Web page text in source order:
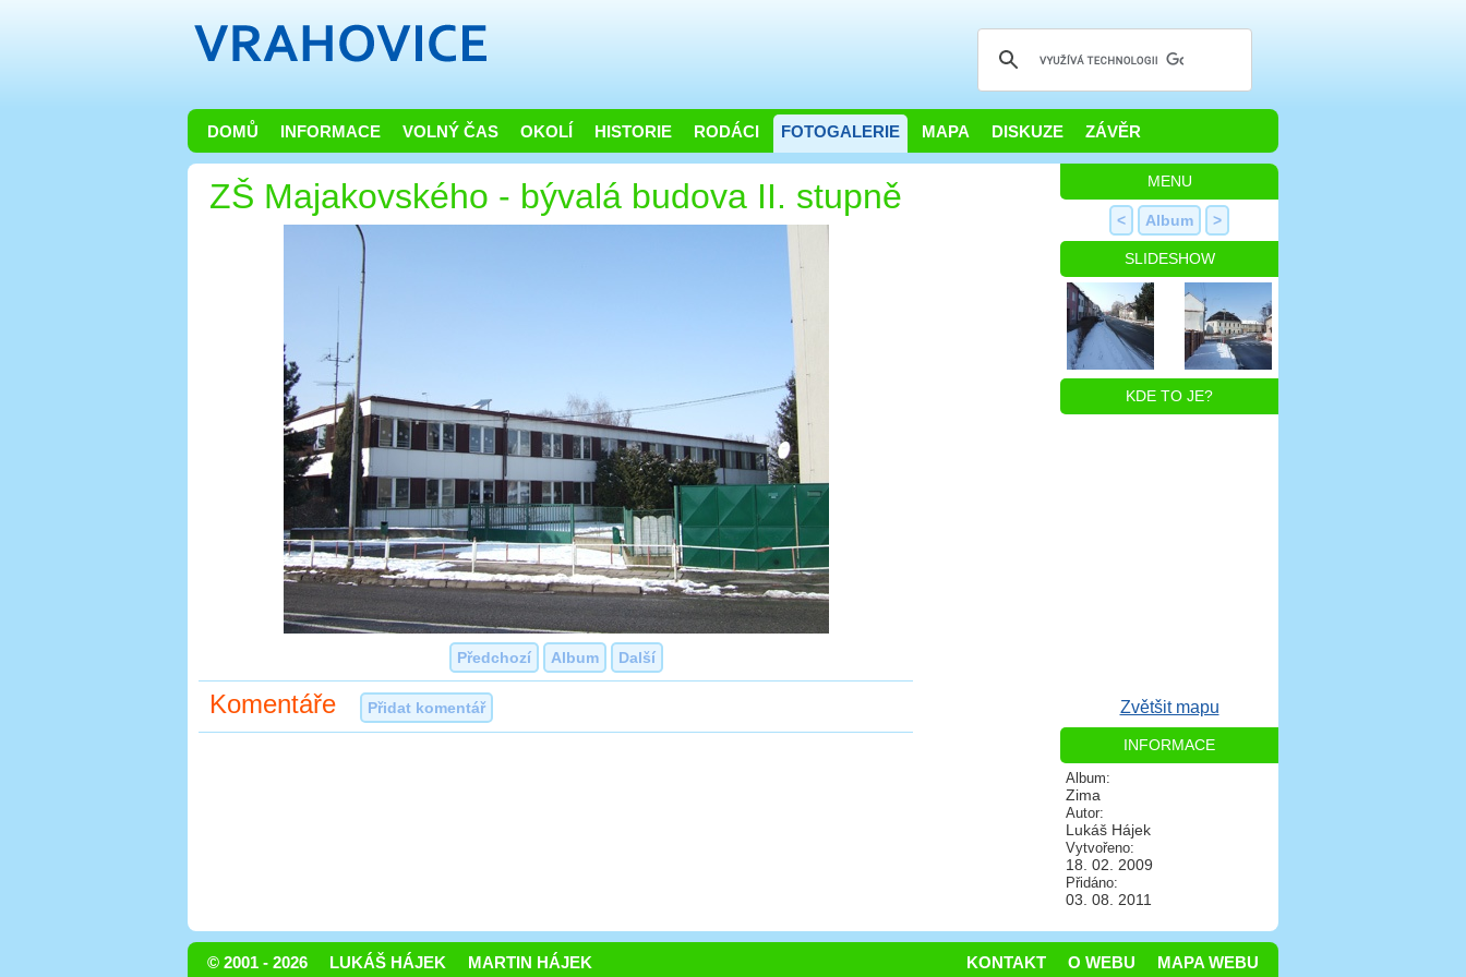
DOMŮ INFORMACE VOLNÝ ČAS OKOLÍ HISTORIE RODÁCI FOTOGALERIE MAPA DISKUZE ZÁVĚR
ZŠ Majakovského - bývalá budova II. stupně
Předchozí Album Další
Komentáře Přidat komentář
MENU
< Album >
SLIDESHOW
KDE TO JE?
Zvětšit mapu
INFORMACE
Album:
Zima
Autor:
Lukáš Hájek
Vytvořeno:
18. 02. 2009
Přidáno:
03. 08. 2011
© 2001 - 2026 LUKÁŠ HÁJEK MARTIN HÁJEK MAPA WEBU
O WEBU
KONTAKT